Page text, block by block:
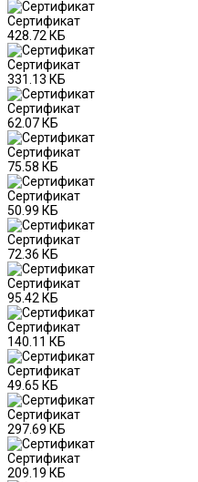
Сертификат
428.72 КБ
Сертификат
331.13 КБ
Сертификат
62.07 КБ
Сертификат
75.58 КБ
Сертификат
50.99 КБ
Сертификат
72.36 КБ
Сертификат
95.42 КБ
Сертификат
140.11 КБ
Сертификат
49.65 КБ
Сертификат
297.69 КБ
Сертификат
209.19 КБ